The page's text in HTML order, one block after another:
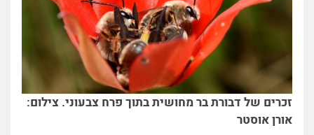
זכרים של דבורת בר מחושית בתוך פרח צבעוני. צילום:
אורן אוסטר